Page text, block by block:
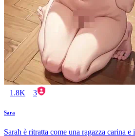
1.8K 3
Sara
Sarah è ritratta come una ragazza carina e